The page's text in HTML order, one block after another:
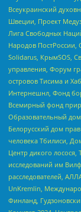
Всеукраинский
Швеции, Проект
Лига Свободных
Народов ПостРоссии,
Solidarus, КрымSOS,
управления, Форум
островов Тисима и
Интернешнл, Фонд
Всемирный фонд
Образовательный
Белорусский дом
человека Тбилиси,
Центр дикого
исследований им
расследователей,
UnKremlin,
Финланд,